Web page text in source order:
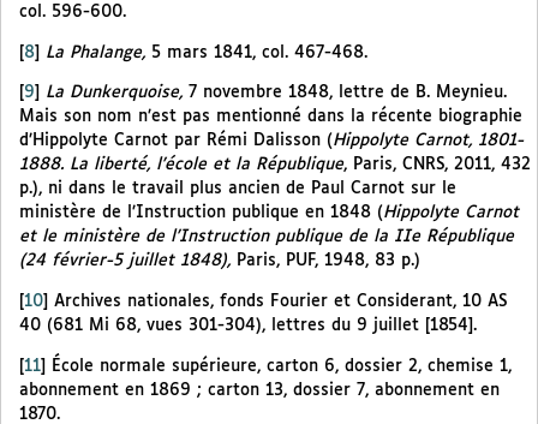
col. 596-600.
[8] La Phalange, 5 mars 1841, col. 467-468.
9 La Dunkerquoise, 7 novembre 1848, lettre de B. Meynieu.
Mais son nom n’est pas mentionné dans la récente biographie
d’Hippolyte Carnot par Rémi Dalisson (Hippolyte Carnot, 1801-
1888. La liberté, l’école et la République, Paris, CNRS, 2011, 432
p.), ni dans le travail plus ancien de Paul Carnot sur le
ministère de l’Instruction publique en 1848 (Hippolyte Carnot
et le ministère de l’Instruction publique de la IIe République
(24 février-5 juillet 1848), Paris, PUF, 1948, 83 p.)
10
Archives nationales, fonds Fourier et Considerant, 10 AS
40 (681 Mi 68, vues 301-304), lettres du 9 juillet [1854].
[11]
École normale supérieure, carton 6, dossier 2, chemise 1,
abonnement en 1869 ; carton 13, dossier 7, abonnement en
1870.